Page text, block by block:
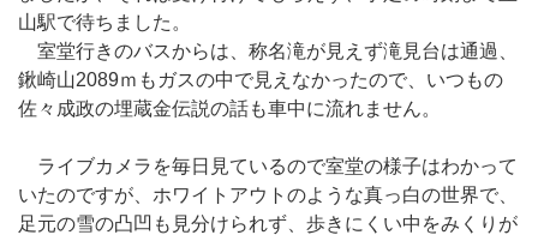
山駅で待ちました。
室堂行きのバスからは、称名滝が見えず滝見台は通過、
鍬崎山2089ｍもガスの中で見えなかったので、いつもの
佐々成政の埋蔵金伝説の話も車中に流れません。
ライブカメラを毎日見ているので室堂の様子はわかって
いたのですが、ホワイトアウトのような真っ白の世界で、
足元の雪の凸凹も見分けられず、歩きにくい中をみくりが